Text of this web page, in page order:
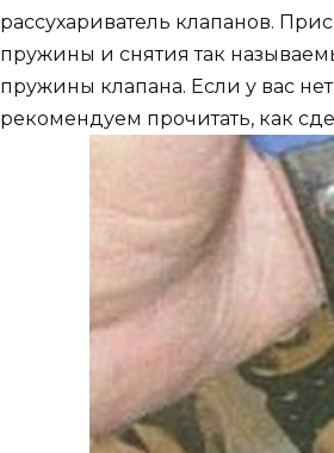
рассухариватель клапанов.
пружины и снятия так
пружины клапана. Если у вас
рекомендуем прочитать, как